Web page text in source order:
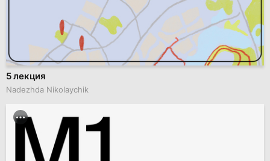
5 лекция
Nadezhda Nikolaychik